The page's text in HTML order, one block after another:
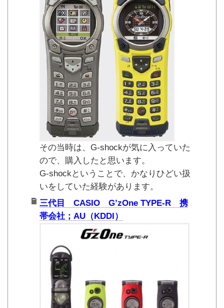
その当時は、G-shockが気に入っていた
ので、購入したと思います。
G-shockということで、かなりひどい扱
いをしていた経験があります。
三代目 CASIO G’zOne TYPE-R 携
帯会社；AU（KDDI）